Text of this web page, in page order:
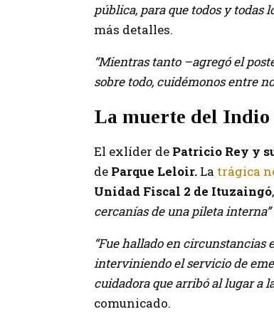
pública, para que todos y todas
más detalles.
“Mientras tanto –agregó el
sobre todo, cuidémonos entre
La muerte del Indio
El exlíder de Patricio Rey y
de Parque Leloir. La trágica
Unidad Fiscal 2 de Ituzaingó
cercanías de una pileta interna”
“Fue hallado en circunstancias
interviniendo el servicio de
cuidadora que arribó al lugar a
comunicado.